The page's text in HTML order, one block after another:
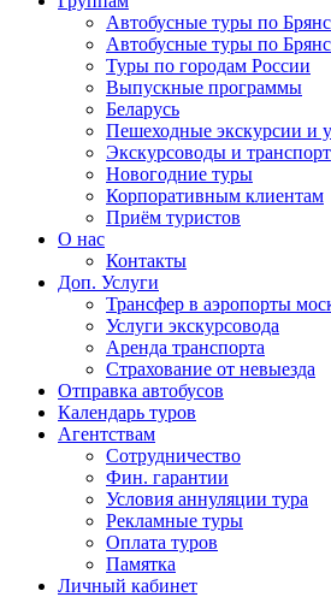
Автобусные туры по
Автобусные туры по
Туры по городам России
Выпускные программы
Беларусь
Пешеходные экскурсии и
Экскурсоводы и транспорт
Новогодние туры
Корпоративным клиентам
Приём туристов
О нас
Контакты
Доп. Услуги
Трансфер в аэропорты
Услуги экскурсовода
Аренда транспорта
Страхование от невыезда
Отправка автобусов
Календарь туров
Агентствам
Сотрудничество
Фин. гарантии
Условия аннуляции тура
Рекламные туры
Оплата туров
Памятка
Личный кабинет